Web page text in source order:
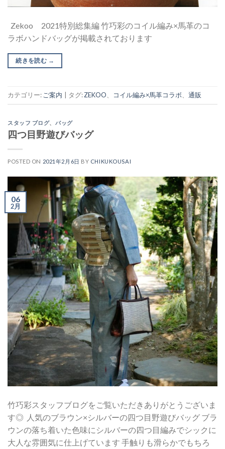
Zekoo 2021特別総集編 竹巧彩のコイル編み×馬革のコ
ラボハンドバッグが掲載されております
続きを読む →
カテゴリー:ご案内 タグ:ZEKOO、 コイル編み×馬革コラボ、 通販
スタッフ ブログ、バッグ
四つ目野遊びバッグ
POSTED ON 2021年2月6日 BY CHIKUKOUSAI
06
2月
竹巧彩スタッフブログをご覧いただきありがとうございま
す◎ 人気のブラウン×シルバーの四つ目野遊びバッグ ブラ
ウンの落ち着いた色味にシルバーの四つ目編みでシックに
大人な雰囲気に仕上げています 手触りも滑らかでもちろ